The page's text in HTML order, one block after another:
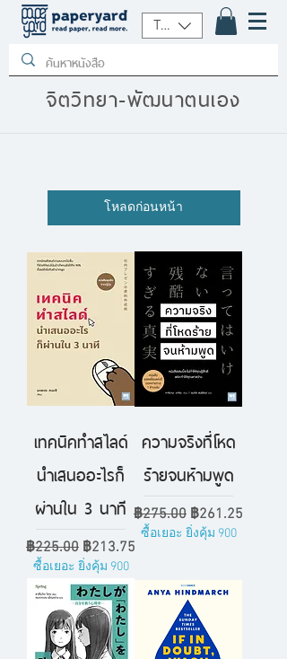
THB (฿)
จิตวิทยา-พัฒนาตนเอง
โหลดก่อนหน้า
เทคนิคทำสไลด์
นำเสนออะไรก็
ผ่านใน 3 นาที
ราคาปกติ
฿225.00 ราคาขายลด
฿213.75
ซื้อเยอะ ยิ่งคุ้ม 900
ความจริงที่โหด
ร้ายจนห้ามพูด
ราคาปกติ
฿275.00 ราคาขายลด
฿261.25
ซื้อเยอะ ยิ่งคุ้ม 900